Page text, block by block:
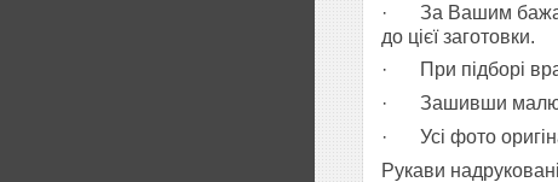
·
За Вашим
до цієї заготовки.
·
При підборі
·
Зашивши
·
Усі фото
Рукави